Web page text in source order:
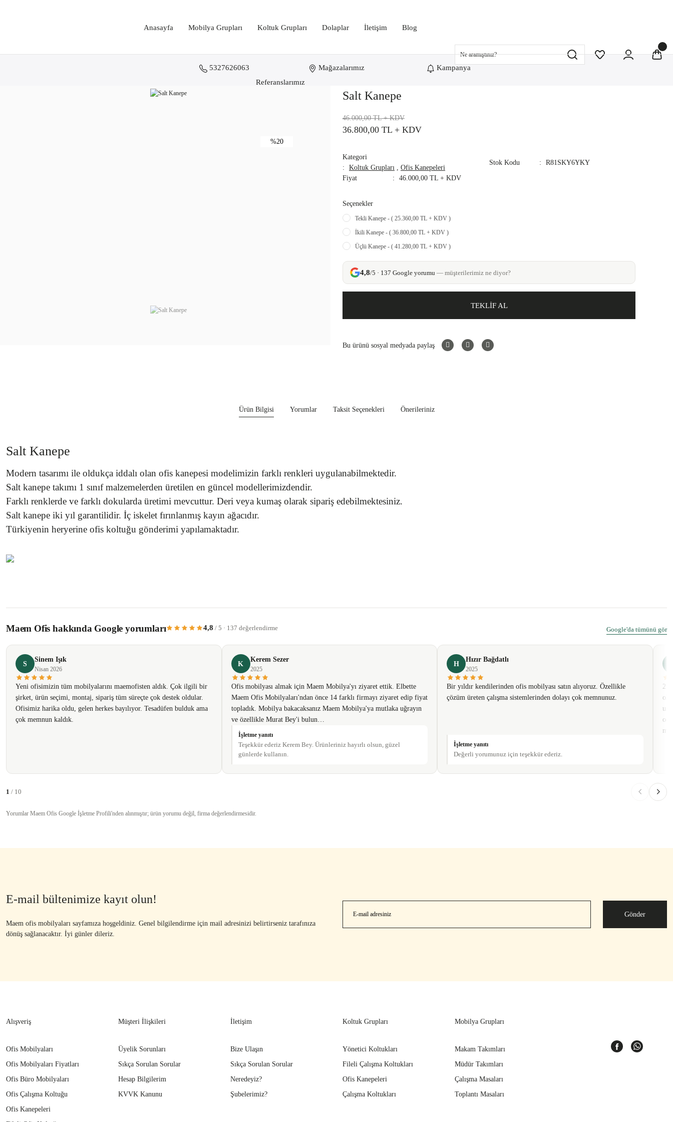
Anasayfa Mobilya Grupları Koltuk Grupları Dolaplar İletişim Blog
Referanslarımız
5327626063 Mağazalarımız Kampanya
%20
Salt Kanepe
36.800,00 TL + KDV
46.000,00 TL+ KDV
Kategori
Koltuk Grupları , Ofis Kanepeleri
Stok Kodu R81SKY6YKY
Fiyat 46.000,00 TL + KDV
Seçenekler
Tekli Kanepe - ( 25.360,00 TL + KDV )
İkili Kanepe - ( 36.800,00 TL + KDV )
Üçlü Kanepe - ( 41.280,00 TL + KDV )
4,8/5 · 137 Google yorumu — müşterilerimiz ne diyor?
TEKLİF AL
Bu ürünü sosyal medyada paylaş
Ürün Bilgisi Yorumlar Taksit Seçenekleri Önerileriniz
Salt Kanepe
Modern tasarımı ile oldukça iddalı olan ofis kanepesi modelimizin farklı renkleri uygulanabilmektedir.
Salt kanepe takımı 1 sınıf malzemelerden üretilen en güncel modellerimizdendir.
Farklı renklerde ve farklı dokularda üretimi mevcuttur. Deri veya kumaş olarak sipariş edebilmektesiniz.
Salt kanepe iki yıl garantilidir. İç iskelet fırınlanmış kayın ağacıdır.
Türkiyenin heryerine ofis koltuğu gönderimi yapılamaktadır.
Yorum Yaz
Görüş ve önerileriniz için teşekkür ederiz.
Ürün resmi kalitesiz, bozuk veya görüntülenemiyor.
Ürün açıklamasında eksik bilgiler bulunuyor.
Ürün bilgilerinde hatalar bulunuyor.
Ürün fiyatı diğer sitelerden daha pahalı.
Bu ürüne benzer farklı alternatifler olmalı.
Maem Ofis hakkında Google yorumları 4,8 / 5 · 137 değerlendirme Google'da tümünü gör
S
Sinem Işık
Nisan 2026
Yeni ofisimizin tüm mobilyalarını maemofisten aldık. Çok ilgili bir
şirket, ürün seçimi, montaj, sipariş tüm süreçte çok destek oldular.
Ofisimiz harika oldu, gelen herkes bayılıyor. Tesadüfen bulduk ama
çok memnun kaldık.
K
Kerem Sezer
2025
Ofis mobilyası almak için Maem Mobilya'yı ziyaret ettik. Elbette
Maem Ofis Mobilyaları'ndan önce 14 farklı firmayı ziyaret edip fiyat
topladık. Mobilya bakacaksanız Maem Mobilya'ya mutlaka uğrayın
ve özellikle Murat Bey'i bulun…
İşletme yanıtı
Teşekkür ederiz Kerem Bey. Ürünleriniz hayırlı olsun, güzel
günlerde kullanın.
H
Hızır Bağdatlı
2025
Bir yıldır kendilerinden ofis mobilyası satın alıyoruz. Özellikle
çözüm üreten çalışma sistemlerinden dolayı çok memnunuz.
İşletme yanıtı
Değerli yorumunuz için teşekkür ederiz.
2
1 / 10
Yorumlar Maem Ofis Google İşletme Profili'nden alınmıştır; ürün yorumu değil, firma değerlendirmesidir.
E-mail bültenimize kayıt olun!
Maem ofis mobilyaları sayfamıza hoşgeldiniz. Genel bilgilendirme için mail adresinizi belirtirseniz tarafınıza
dönüş sağlanacaktır. İyi günler dileriz.
Gönder
Alışveriş
Ofis Mobilyaları
Ofis Mobilyaları Fiyatları
Ofis Büro Mobilyaları
Ofis Çalışma Koltuğu
Ofis Kanepeleri
Müşteri İlişkileri
Üyelik Sorunları
Sıkça Sorulan Sorular
Hesap Bilgilerim
KVVK Kanunu
İletişim
Bize Ulaşın
Sıkça Sorulan Sorular
Neredeyiz?
Şubelerimiz?
Koltuk Grupları
Yönetici Koltukları
Fileli Çalışma Koltukları
Ofis Kanepeleri
Çalışma Koltukları
Mobilya Grupları
Makam Takımları
Müdür Takımları
Çalışma Masaları
Toplantı Masaları